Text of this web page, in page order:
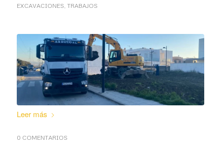
EXCAVACIONES, TRABAJOS
Leer más
0 COMENTARIOS